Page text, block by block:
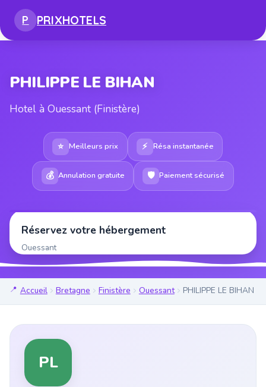
P PRIXHOTELS
PHILIPPE LE BIHAN
Hotel à Ouessant (Finistère)
⭐ Meilleurs prix ⚡ Résa instantanée
💰 Annulation gratuite 🛡 Paiement sécurisé
Réservez votre hébergement
Ouessant
Accueil Bretagne Finistère Ouessant PHILIPPE LE BIHAN
PL